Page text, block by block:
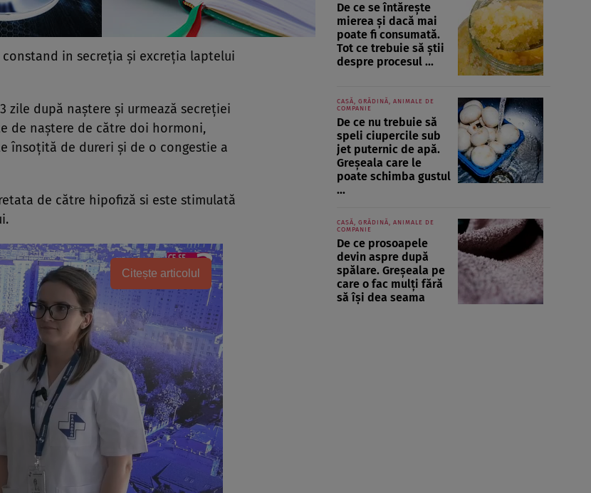
in secreţia şi excreţia laptelui
după naştere şi urmează secreţiei
de naştere de către doi hormoni,
însoţită de dureri şi de o congestie a
de către hipofiză si este stimulată
Citește articolul
De ce se întărește
mierea și dacă mai
poate fi consumată.
Tot ce trebuie să știi
despre procesul ...
CASĂ, GRĂDINĂ, ANIMALE DE
COMPANIE
De ce nu trebuie să
speli ciupercile sub
jet puternic de apă.
Greșeala care le
poate schimba gustul
...
CASĂ, GRĂDINĂ, ANIMALE DE
COMPANIE
De ce prosoapele
devin aspre după
spălare. Greșeala pe
care o fac mulți fără
să își dea seama